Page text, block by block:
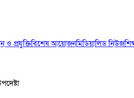
ও প্রযুক্তিবিশেষ আয়োজনমিডিয়ালিড নিউজ